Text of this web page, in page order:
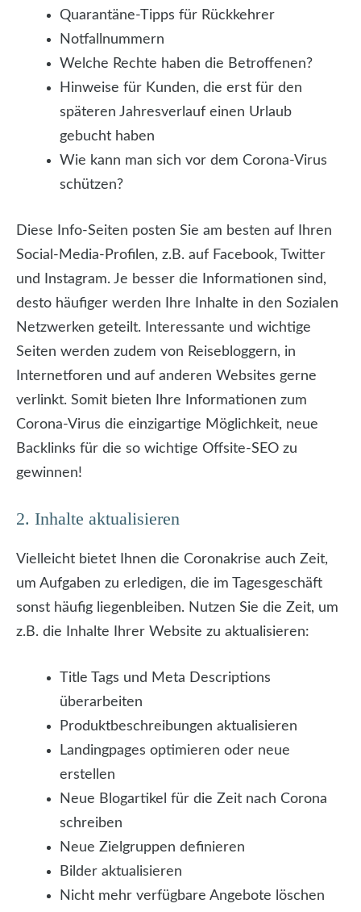
Quarantäne-Tipps für Rückkehrer
Notfallnummern
Welche Rechte haben die Betroffenen?
Hinweise für Kunden, die erst für den
späteren Jahresverlauf einen Urlaub
gebucht haben
Wie kann man sich vor dem Corona-Virus
schützen?
Diese Info-Seiten posten Sie am besten auf Ihren
Social-Media-Profilen, z.B. auf Facebook, Twitter
und Instagram. Je besser die Informationen sind,
desto häufiger werden Ihre Inhalte in den Sozialen
Netzwerken geteilt. Interessante und wichtige
Seiten werden zudem von Reisebloggern, in
Internetforen und auf anderen Websites gerne
verlinkt. Somit bieten Ihre Informationen zum
Corona-Virus die einzigartige Möglichkeit, neue
Backlinks für die so wichtige Offsite-SEO zu
gewinnen!
2. Inhalte aktualisieren
Vielleicht bietet Ihnen die Coronakrise auch Zeit,
um Aufgaben zu erledigen, die im Tagesgeschäft
sonst häufig liegenbleiben. Nutzen Sie die Zeit, um
z.B. die Inhalte Ihrer Website zu aktualisieren:
Title Tags und Meta Descriptions
überarbeiten
Produktbeschreibungen aktualisieren
Landingpages optimieren oder neue
erstellen
Neue Blogartikel für die Zeit nach Corona
schreiben
Neue Zielgruppen definieren
Bilder aktualisieren
Nicht mehr verfügbare Angebote löschen